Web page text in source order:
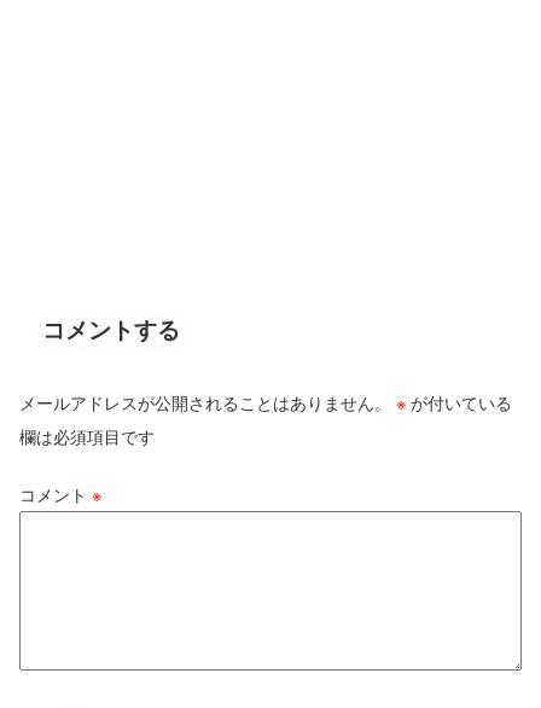
コメントする
メールアドレスが公開されることはありません。 ※が付いている
欄は必須項目です
コメント ※